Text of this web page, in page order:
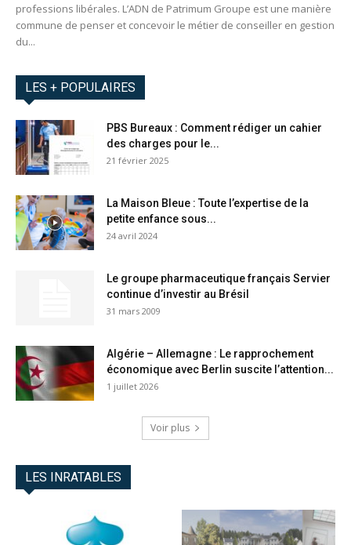
professions libérales. L’ADN de Patrimum Groupe est une manière
commune de penser et concevoir le métier de conseiller en gestion
du...
LES + POPULAIRES
PBS Bureaux : Comment rédiger un cahier
des charges pour le...
21 février 2025
La Maison Bleue : Toute l’expertise de la
petite enfance sous...
24 avril 2024
Le groupe pharmaceutique français Servier
continue d’investir au Brésil
31 mars 2009
Algérie – Allemagne : Le rapprochement
économique avec Berlin suscite l’attention...
1 juillet 2026
Voir plus
LES INRATABLES